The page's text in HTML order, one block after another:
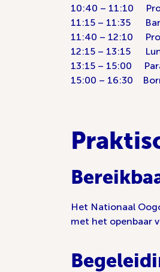
10:40 – 11:10
11:15 – 11:35
11:40 – 12:10
12:15 – 13:15
13:15 – 15:00
15:00 – 16:30
Het Nationaal
met het openbaar